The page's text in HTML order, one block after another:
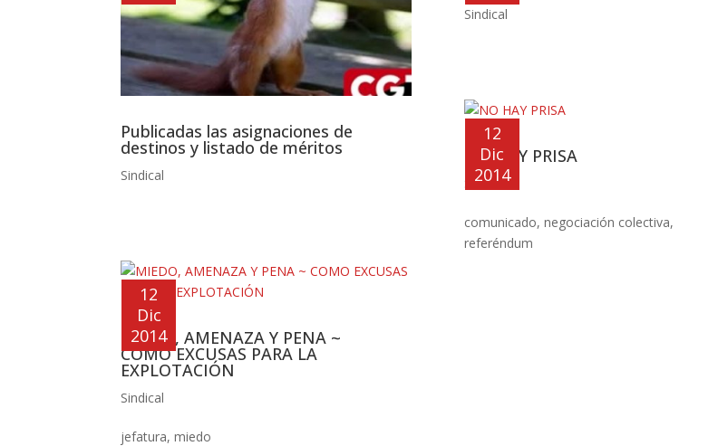
Publicadas las asignaciones de
destinos y listado de méritos
Sindical
MIEDO, AMENAZA Y PENA ~
COMO EXCUSAS PARA LA
EXPLOTACIÓN
12
Dic
2014
Sindical
jefatura,miedo
Sindical
NO HAY PRISA
12
Dic
2014
Sindical
comunicado, negociación colectiva,
referéndum